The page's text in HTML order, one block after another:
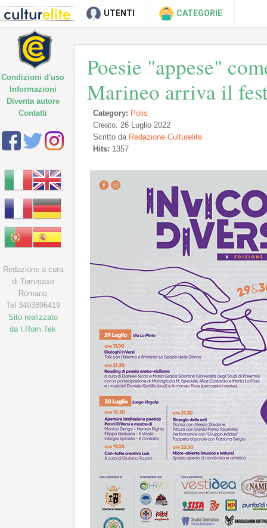
UTENTI CATEGORIE
Poesie "appese"
Marineo arriva il
Category: Polis
Creato: 26 Luglio 2022
Scritto da Redazione Culturelite
Hits: 1357
Condizioni d'uso
Informazioni
Diventa autore
Contatti
Redazione a cura
di Tommaso
Romano
Tel 3493896419
Sito realizzato
da I.Rom.Tek